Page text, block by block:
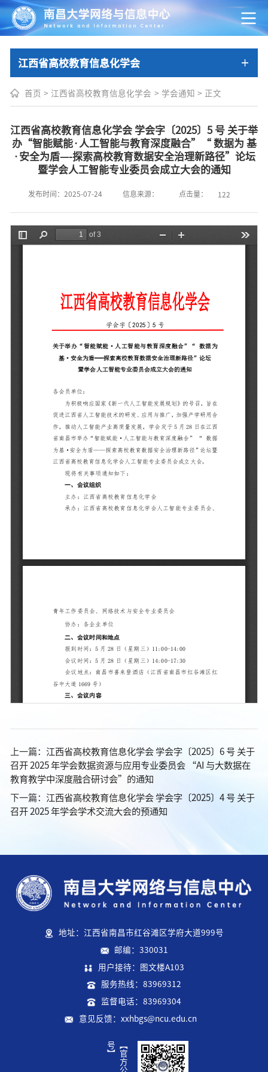
江西省高校教育信息化学会
首页 > 江西省高校教育信息化学会 > 学会通知 > 正文
江西省高校教育信息化学会 学会字〔2025〕5 号 关于举
办“智能赋能·人工智能与教育深度融合”“ 数据为 基
·安全为盾—-探索高校教育数据安全治理新路径”论坛
暨学会人工智能专业委员会成立大会的通知
发布时间：2025-07-24 信息来源： 点击量： 122
上一篇： 江西省高校教育信息化学会 学会字〔2025〕6 号 关于
召开 2025 年学会数据资源与应用专业委员会 “AI 与大数据在
教育教学中深度融合研讨会”的通知
下一篇： 江西省高校教育信息化学会 学会字〔2025〕4 号 关于
召开 2025 年学会学术交流大会的预通知
地址：江西省南昌市红谷滩区学府大道999号
邮编：330031
用户接待：图文楼A103
服务热线：83969312
监督电话：83969304
意见反馈：xxhbgs@ncu.edu.cn
【
官
方
公
众
号
】